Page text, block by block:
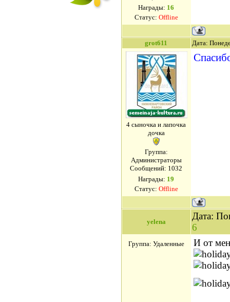
Награды: 16
Статус: Offline
grot611 Дата:
4 сыночка и лапочка
дочка
Группа:
Администраторы
Сообщений: 1032
Награды: 19
Статус: Offline
yelena
Дата:
6
Группа: Удаленные И от